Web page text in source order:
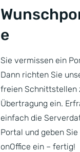
e
Sie vermissen ein
Dann richten Sie
freien Schnittstellen
Übertragung ein.
einfach die
Portal und geben
onOffice ein – fertig!